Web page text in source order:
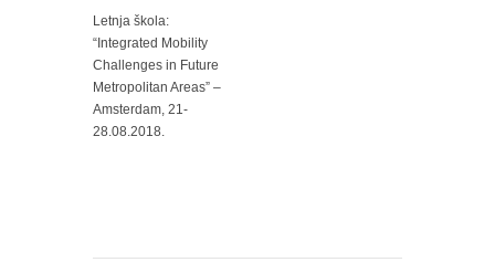
Letnja škola:
“Integrated Mobility
Challenges in Future
Metropolitan Areas” –
Amsterdam, 21-
28.08.2018.